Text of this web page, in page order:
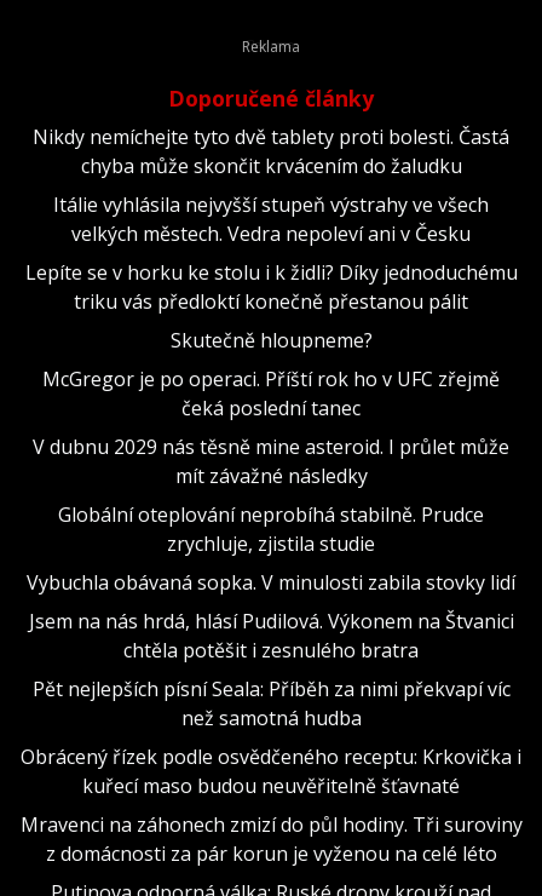
Doporučené články
Nikdy nemíchejte tyto dvě tablety proti bolesti. Častá
chyba může skončit krvácením do žaludku
Itálie vyhlásila nejvyšší stupeň výstrahy ve všech
velkých městech. Vedra nepoleví ani v Česku
Lepíte se v horku ke stolu i k židli? Díky jednoduchému
triku vás předloktí konečně přestanou pálit
Skutečně hloupneme?
McGregor je po operaci. Příští rok ho v UFC zřejmě
čeká poslední tanec
V dubnu 2029 nás těsně mine asteroid. I průlet může
mít závažné následky
Globální oteplování neprobíhá stabilně. Prudce
zrychluje, zjistila studie
Vybuchla obávaná sopka. V minulosti zabila stovky lidí
Jsem na nás hrdá, hlásí Pudilová. Výkonem na Štvanici
chtěla potěšit i zesnulého bratra
Pět nejlepších písní Seala: Příběh za nimi překvapí víc
než samotná hudba
Obrácený řízek podle osvědčeného receptu: Krkovička i
kuřecí maso budou neuvěřitelně šťavnaté
Mravenci na záhonech zmizí do půl hodiny. Tři suroviny
z domácnosti za pár korun je vyženou na celé léto